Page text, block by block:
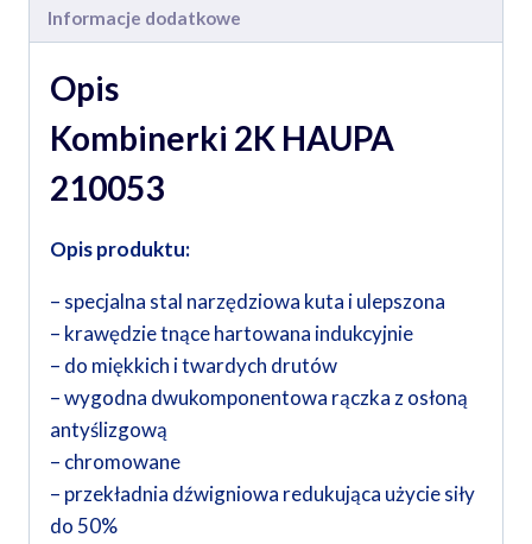
Informacje dodatkowe
Opis
Kombinerki 2K HAUPA
210053
Opis produktu:
– specjalna stal narzędziowa kuta i ulepszona
– krawędzie tnące hartowana indukcyjnie
– do miękkich i twardych drutów
– wygodna dwukomponentowa rączka z osłoną
antyślizgową
– chromowane
– przekładnia dźwigniowa redukująca użycie siły
do 50%